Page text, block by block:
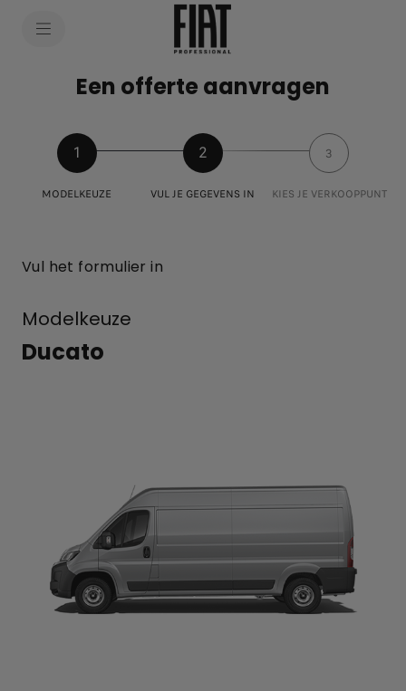
Een offerte aanvragen
1
MODELKEUZE
2
VUL JE GEGEVENS IN
3
KIES JE VERKOOPPUNT
Vul het formulier in
Modelkeuze
Ducato